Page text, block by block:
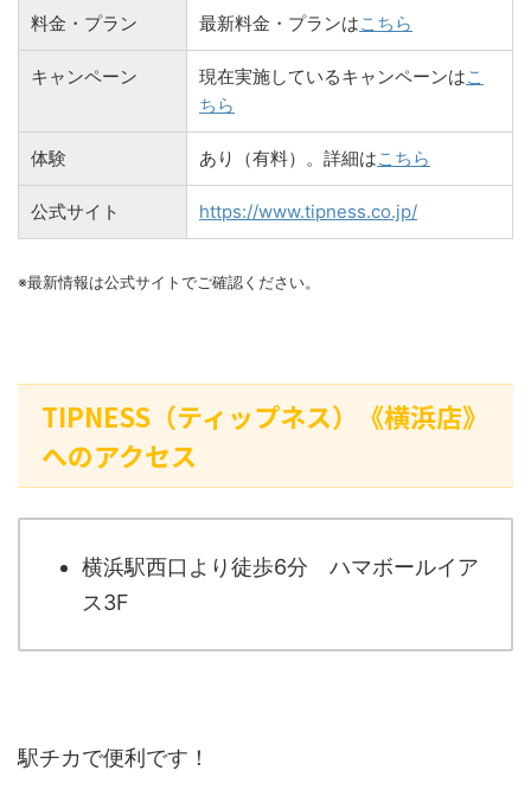
料金・プラン 最新料金・プランはこちら
キャンペーン 現在実施しているキャンペーンはこ
ちら
体験 あり（有料）。詳細はこちら
公式サイト https://www.tipness.co.jp/
※最新情報は公式サイトでご確認ください。
TIPNESS（ティップネス）《横浜店》
へのアクセス
横浜駅西口より徒歩6分 ハマボールイア
ス3F
駅チカで便利です！